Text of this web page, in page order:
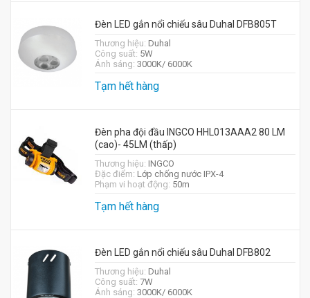
Đèn LED gắn nổi chiếu sâu Duhal DFB805T
Thương hiệu: Duhal
Công suất: 5W
Ánh sáng: 3000K/ 6000K
Tạm hết hàng
Đèn pha đội đầu INGCO HHL013AAA2 80 LM
(cao)- 45LM (thấp)
Thương hiệu: INGCO
Đặc điểm: Lớp chống nước IPX-4
Phạm vi hoạt động: 50m
Tạm hết hàng
Đèn LED gắn nổi chiếu sâu Duhal DFB802
Thương hiệu: Duhal
Công suất: 7W
Ánh sáng: 3000K/ 6000K